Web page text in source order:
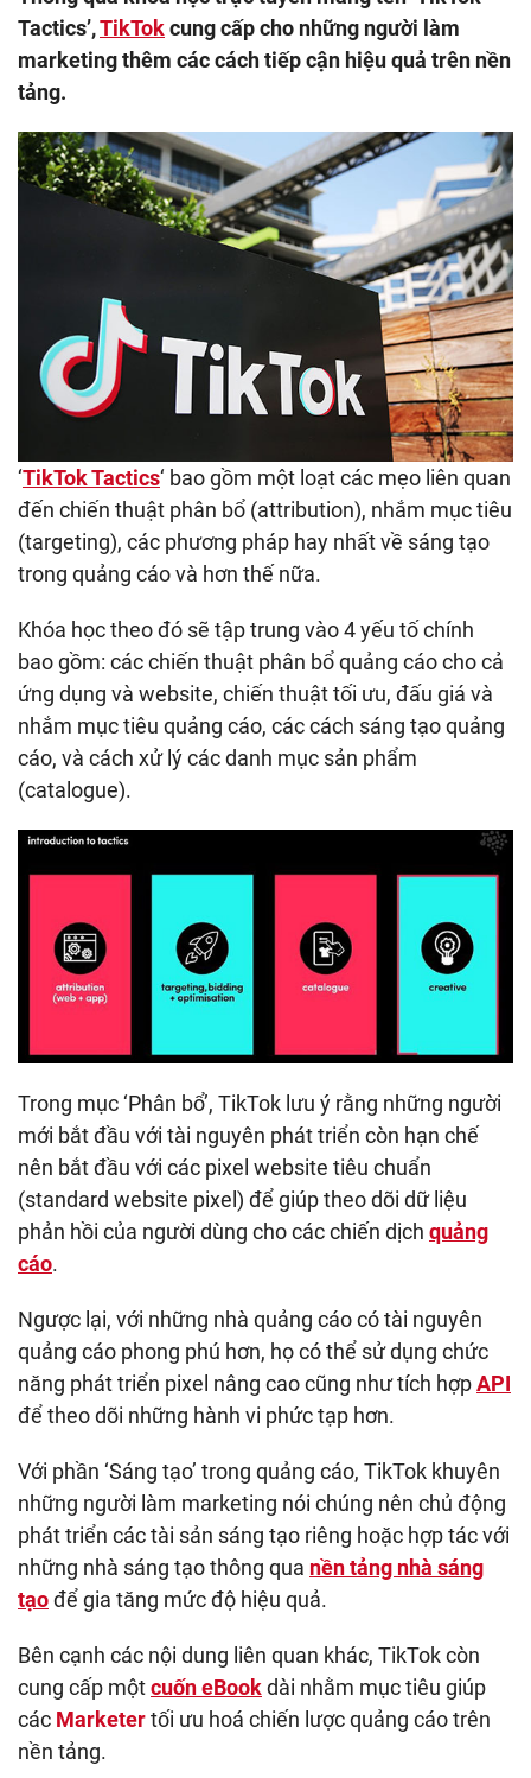
Tactics’,TikTokcung cấp cho những người làm
marketing thêm các cách tiếp cận hiệu quả trên nền
tảng.
‘TikTok Tactics‘ bao gồm một loạt các mẹo liên quan
đến chiến thuật phân bổ (attribution), nhắm mục tiêu
(targeting), các phương pháp hay nhất về sáng tạo
trong quảng cáo và hơn thế nữa.
Khóa học theo đó sẽ tập trung vào 4 yếu tố chính
bao gồm: các chiến thuật phân bổ quảng cáo cho cả
ứng dụng và website, chiến thuật tối ưu, đấu giá và
nhắm mục tiêu quảng cáo, các cách sáng tạo quảng
cáo, và cách xử lý các danh mục sản phẩm
(catalogue).
Trong mục ‘Phân bổ’, TikTok lưu ý rằng những người
mới bắt đầu với tài nguyên phát triển còn hạn chế
nên bắt đầu với các pixel website tiêu chuẩn
(standard website pixel) để giúp theo dõi dữ liệu
phản hồi của người dùng cho các chiến dịch quảng
cáo.
Ngược lại, với những nhà quảng cáo có tài nguyên
quảng cáo phong phú hơn, họ có thể sử dụng chức
năng phát triển pixel nâng cao cũng như tích hợpAPI
để theo dõi những hành vi phức tạp hơn.
Với phần ‘Sáng tạo’ trong quảng cáo, TikTok khuyên
những người làm marketing nói chúng nên chủ động
phát triển các tài sản sáng tạo riêng hoặc hợp tác với
những nhà sáng tạo thông qua nền tảng nhà sáng
tạođể gia tăng mức độ hiệu quả.
Bên cạnh các nội dung liên quan khác, TikTok còn
cung cấp mộtcuốn eBookdài nhằm mục tiêu giúp
các Marketertối ưu hoá chiến lược quảng cáo trên
nền tảng.